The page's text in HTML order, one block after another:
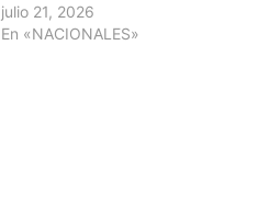
julio 21, 2026
En «NACIONALES»